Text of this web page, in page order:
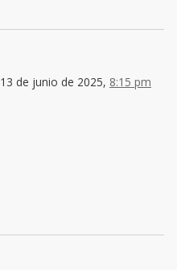
13 de junio de 2025, 8:15 pm